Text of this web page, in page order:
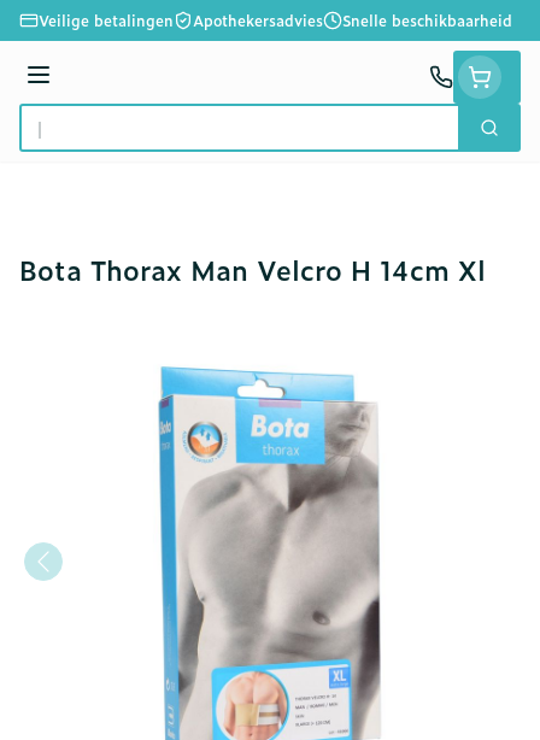
Ga naar de inhoud
Veilige betalingen Apothekersadvies Snelle beschikbaarheid
Menu
Product, merk, categorie...
Zoek
Bota Thorax Man Velcro H 14cm Xl